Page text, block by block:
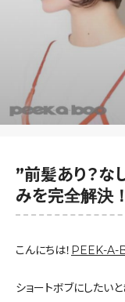
”前髪あり？な
みを完全解決
こんにちは！ PEEK-A-
ショートボブにしたいと